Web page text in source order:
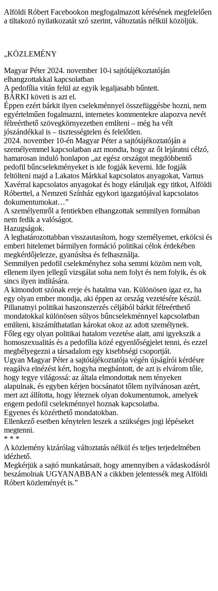
Alföldi Róbert Facebookon megfogalmazott kérésének megfelelően
a tiltakozó nyilatkozatát szó szerint, változtatás nélkül közöljük.
„KÖZLEMÉNY
Magyar Péter 2024. november 10-i sajtótájékoztatóján
elhangzottakkal kapcsolatban
A pedofília vitán felül az egyik legaljasabb bűntett.
BÁRKI követi is azt el.
Éppen ezért bárkit ilyen cselekménnyel összefüggésbe hozni, nem
egyértelműen fogalmazni, internetes kommentekre alapozva nevét
félreérthető szövegkörnyezetben említeni – még ha vélt
jószándékkal is – tisztességtelen és felelőtlen.
2024. november 10-én Magyar Péter a sajtótájékoztatóján a
személyemmel kapcsolatban azt mondta, hogy az őt lejáratni célzó,
hamarosan induló honlapon „az egész országot megdöbbentő
pedofil bűncselekményeket is ide fogják keverni. Ide fogják
feltölteni majd a Lakatos Márkkal kapcsolatos anyagokat, Varnus
Xavérral kapcsolatos anyagokat és hogy eláruljak egy titkot, Alföldi
Róberttel, a Nemzeti Színház egykori igazgatójával kapcsolatos
dokumentumokat…”
A személyemről a fentiekben elhangzottak semmilyen formában
nem fedik a valóságot.
Hazugságok.
A leghatározottabban visszautasítom, hogy személyemet, erkölcsi és
emberi hitelemet bármilyen formáció politikai célok érdekében
megkérdőjelezze, gyanúsítsa és felhasználja.
Semmilyen pedofil cselekményhez soha semmi közöm nem volt,
ellenem ilyen jellegű vizsgálat soha nem folyt és nem folyik, és ok
sincs ilyen indítására.
A kimondott szónak ereje és hatalma van. Különösen igaz ez, ha
egy olyan ember mondja, aki éppen az ország vezetésére készül.
Pillanatnyi politikai haszonszerzés céljából bárkit félreérthető
mondatokkal különösen súlyos bűncselekménnyel kapcsolatban
említeni, kiszámíthatatlan károkat okoz az adott személynek.
Főleg egy olyan politikai hatalom vezetése alatt, ami igyekszik a
homoszexualitás és a pedofília közé egyenlőségjelet tenni, és ezzel
megbélyegezni a társadalom egy kisebbségi csoportját.
Ugyan Magyar Péter a sajtótájékoztatója végén újságírói kérdésre
reagálva elnézést kért, hogyha megbántott, de azt is elvárom tőle,
hogy tegye világossá: az általa elmondottak nem tényeken
alapulnak, és egyben kérjen bocsánatot tőlem nyilvánosan azért,
mert azt állította, hogy léteznek olyan dokumentumok, amelyek
engem pedofil cselekménnyel hoznak kapcsolatba.
Egyenes és közérthető mondatokban.
Ellenkező esetben kénytelen leszek a szükséges jogi lépéseket
megtenni.
* * *
A közlemény kizárólag változtatás nélkül és teljes terjedelmében
idézhető.
Megkérjük a sajtó munkatársait, hogy amennyiben a vádaskodásról
beszámolnak UGYANABBAN a cikkben jelentessék meg Alföldi
Róbert közleményét is.”